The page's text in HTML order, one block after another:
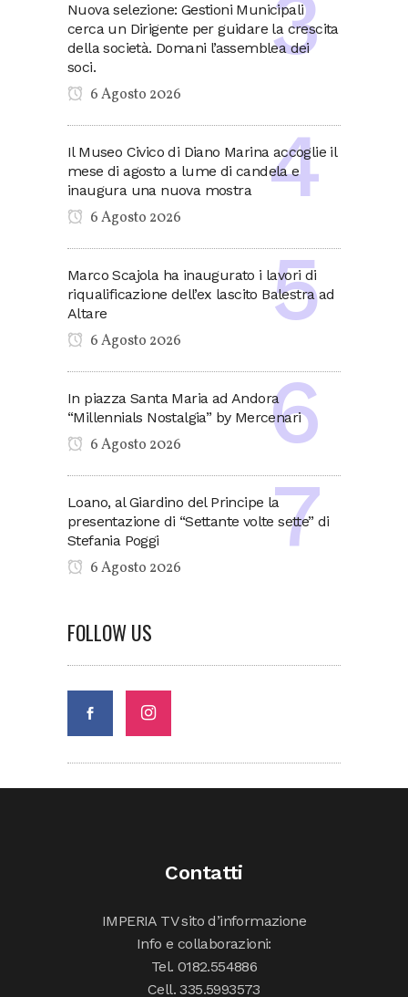
Nuova selezione: Gestioni Municipali
cerca un Dirigente per guidare la crescita
della società. Domani l’assemblea dei
soci.
6 Agosto 2026
Il Museo Civico di Diano Marina accoglie il
mese di agosto a lume di candela e
inaugura una nuova mostra
6 Agosto 2026
Marco Scajola ha inaugurato i lavori di
riqualificazione dell’ex lascito Balestra ad
Altare
6 Agosto 2026
In piazza Santa Maria ad Andora
“Millennials Nostalgia” by Mercenari
6 Agosto 2026
Loano, al Giardino del Principe la
presentazione di “Settante volte sette” di
Stefania Poggi
6 Agosto 2026
FOLLOW US
Contatti
IMPERIA TV sito d’informazione
Info e collaborazioni:
Tel. 0182.554886
Cell. 335.5993573